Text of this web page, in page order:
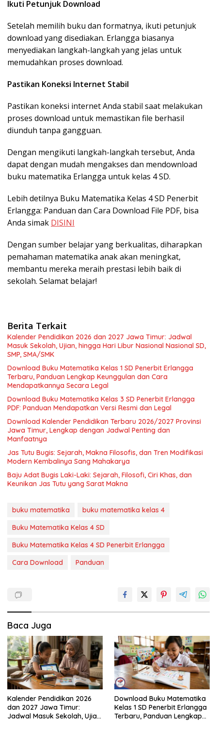
Ikuti Petunjuk Download
Setelah memilih buku dan formatnya, ikuti petunjuk
download yang disediakan. Erlangga biasanya
menyediakan langkah-langkah yang jelas untuk
memudahkan proses download.
Pastikan Koneksi Internet Stabil
Pastikan koneksi internet Anda stabil saat melakukan
proses download untuk memastikan file berhasil
diunduh tanpa gangguan.
Dengan mengikuti langkah-langkah tersebut, Anda
dapat dengan mudah mengakses dan mendownload
buku matematika Erlangga untuk kelas 4 SD.
Lebih detilnya Buku Matematika Kelas 4 SD Penerbit
Erlangga: Panduan dan Cara Download File PDF, bisa
Anda simak DISINI
Dengan sumber belajar yang berkualitas, diharapkan
pemahaman matematika anak akan meningkat,
membantu mereka meraih prestasi lebih baik di
sekolah. Selamat belajar!
Berita Terkait
Kalender Pendidikan 2026 dan 2027 Jawa Timur: Jadwal
Masuk Sekolah, Ujian, hingga Hari Libur Nasional Nasional SD,
SMP, SMA/SMK
Download Buku Matematika Kelas 1 SD Penerbit Erlangga
Terbaru, Panduan Lengkap Keunggulan dan Cara
Mendapatkannya Secara Legal
Download Buku Matematika Kelas 3 SD Penerbit Erlangga
PDF: Panduan Mendapatkan Versi Resmi dan Legal
Download Kalender Pendidikan Terbaru 2026/2027 Provinsi
Jawa Timur, Lengkap dengan Jadwal Penting dan
Manfaatnya
Jas Tutu Bugis: Sejarah, Makna Filosofis, dan Tren Modifikasi
Modern Kembalinya Sang Mahakarya
Baju Adat Bugis Laki-Laki: Sejarah, Filosofi, Ciri Khas, dan
Keunikan Jas Tutu yang Sarat Makna
buku matematika
buku matematika kelas 4
Buku Matematika Kelas 4 SD
Buku Matematika Kelas 4 SD Penerbit Erlangga
Cara Download
Panduan
Baca Juga
Kalender Pendidikan 2026
dan 2027 Jawa Timur:
Jadwal Masuk Sekolah, Ujian,
Download Buku Matematika
Kelas 1 SD Penerbit Erlangga
Terbaru, Panduan Lengkap